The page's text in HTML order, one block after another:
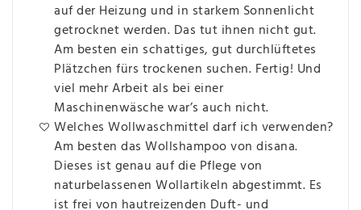
auf der Heizung und in starkem Sonnenlicht
getrocknet werden. Das tut ihnen nicht gut.
Am besten ein schattiges, gut durchlüftetes
Plätzchen fürs trockenen suchen. Fertig! Und
viel mehr Arbeit als bei einer
Maschinenwäsche war’s auch nicht.
Welches Wollwaschmittel darf ich verwenden?
Am besten das Wollshampoo von disana.
Dieses ist genau auf die Pflege von
naturbelassenen Wollartikeln abgestimmt. Es
ist frei von hautreizenden Duft- und